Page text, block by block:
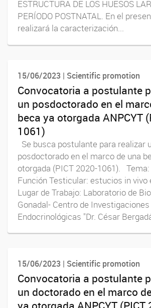
ESTRUCTURA DE LOS HUESOS
PERÍODO POSTNATAL. En el
realizará la caracterización...
15/06/2023 | Scientific promotion
Convocatoria a postulante
un posdoctorado en el
beca ya otorgada ANPCYT
1061)
Se busca postulante para realizar
posdoctorado en el marco de una
otorgada (PICT 2020-1061).
Función Testicular: estucios in vivo
Lugar de Trabajo: Laboratorio de
Gonadal- Centro de Investigaciones
Endocrinológicas "Dr. César
15/06/2023 | Scientific promotion
Convocatoria a postulante
un doctorado en el marco